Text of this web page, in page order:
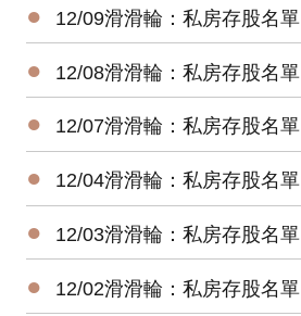
● 12/09滑滑輪：私房存股名單每日持股調整建議（新手存股）
● 12/08滑滑輪：私房存股名單每日持股調整建議（新手存股）
● 12/07滑滑輪：私房存股名單每日持股調整建議（新手存股）
● 12/04滑滑輪：私房存股名單每日持股調整建議（新手存股）
● 12/03滑滑輪：私房存股名單每日持股調整建議（新手存股）
● 12/02滑滑輪：私房存股名單每日持股調整建議（新手存股）